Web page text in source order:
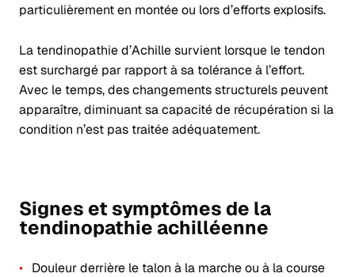
particulièrement en montée ou lors d’efforts explosifs.
La tendinopathie d’Achille survient lorsque le tendon
est surchargé par rapport à sa tolérance à l’effort.
Avec le temps, des changements structurels peuvent
apparaître, diminuant sa capacité de récupération si la
condition n’est pas traitée adéquatement.
Signes et symptômes de la
tendinopathie achilléenne
Douleur derrière le talon à la marche ou à la course